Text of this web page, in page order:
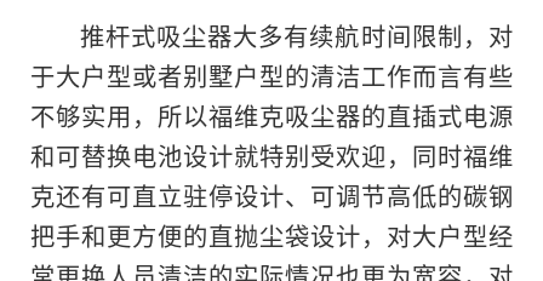
推杆式吸尘器大多有续航时间限制，对
于大户型或者别墅户型的清洁工作而言有些
不够实用，所以福维克吸尘器的直插式电源
和可替换电池设计就特别受欢迎，同时福维
克还有可直立驻停设计、可调节高低的碳钢
把手和更方便的直抛尘袋设计，对大户型经